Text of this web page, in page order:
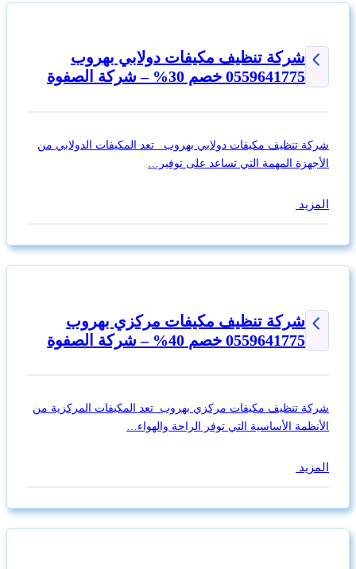
شركة تنظيف مكيفات دولابي بهروب
0559641775 خصم 30% – شركة الصفوة
شركة تنظيف مكيفات دولابي بهروب تعد المكيفات الدولابي من
الأجهزة المهمة التي تساعد على توفير…
المزيد
شركة تنظيف مكيفات مركزي بهروب
0559641775 خصم 40% – شركة الصفوة
شركة تنظيف مكيفات مركزي بهروب تعد المكيفات المركزية من
الأنظمة الأساسية التي توفر الراحة والهواء…
المزيد